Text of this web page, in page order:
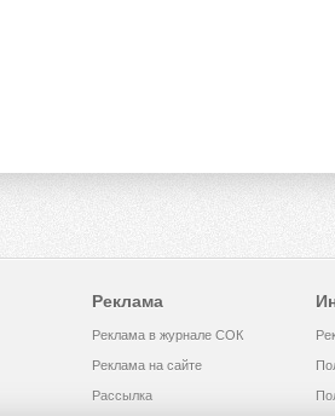
Реклама
Реклама в журнале СОК
Реклама на сайте
Рассылка